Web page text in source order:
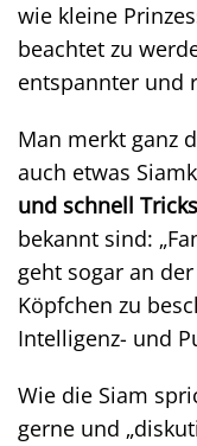
wie kleine
beachtet zu
entspannter und
Man merkt ganz
auch etwas
und schnell Tricks
bekannt sind:
geht sogar an
Köpfchen zu
Intelligenz- und
Wie die Siam
gerne und